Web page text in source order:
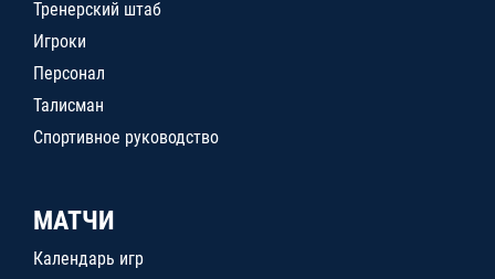
Тренерский штаб
Игроки
Персонал
Талисман
Спортивное руководство
МАТЧИ
Календарь игр